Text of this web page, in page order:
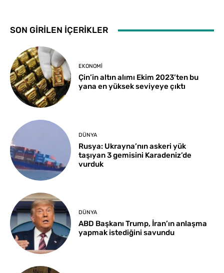
SON GİRİLEN İÇERİKLER
EKONOMI
Çin’in altın alımı Ekim 2023’ten bu
yana en yüksek seviyeye çıktı
DÜNYA
Rusya: Ukrayna’nın askeri yük
taşıyan 3 gemisini Karadeniz’de
vurduk
DÜNYA
ABD Başkanı Trump, İran’ın anlaşma
yapmak istediğini savundu